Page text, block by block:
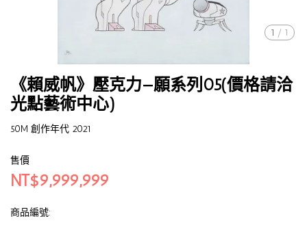
1 / 1
《賴威帆》壓克力—願系列05(價格請洽
光點藝術中心)
50M 創作年代 2021
售價
NT$9,999,999
商品編號: